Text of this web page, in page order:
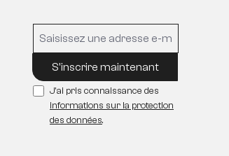
S'inscrire maintenant
J'ai pris connaissance des
informations sur la protection
des données.